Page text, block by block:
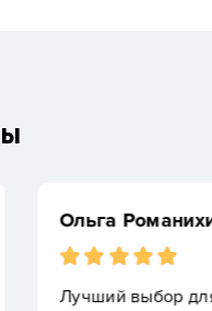
семьи. С первого